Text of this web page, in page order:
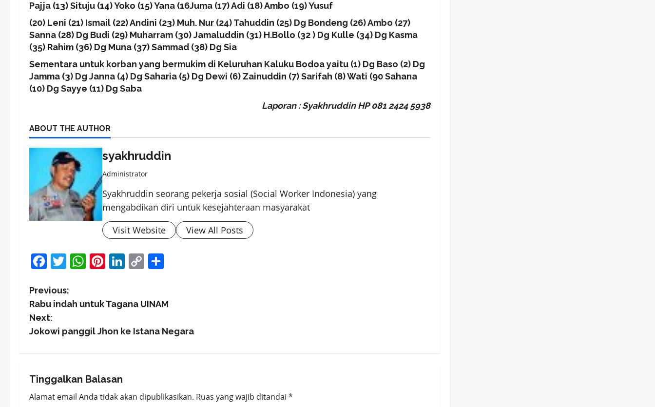
Pajja (13) Situju (14) Yoko (15) Yana (16Juma (17) Adi (18) Ambo (19) Yusuf
(20) Leni (21) Ismail (22) Andini (23) Muh. Nur (24) Tahuddin (25) Dg Bondeng (26) Ambo (27)
Sanna (28) Dg Budi (29) Muharram (30) Jamaluddin (31) H.Bollo (32 ) Dg Kulle (34) Dg Kasma
(35) Rahim (36) Dg Muna (37) Sammad (38) Dg Sia
Sementara untuk korban yang bermukim di Keluruhan Kaluku Bodoa yaitu (1) Dg Baso (2) Dg
Jamma (3) Dg Janna (4) Dg Saharia (5) Dg Dewi (6) Zainuddin (7) Sarifah (8) Wati (90 Sahana
(10) Dg Sayye (11) Dg Saba
Laporan : Syakhruddin HP 081 2424 5938
ABOUT THE AUTHOR
syakhruddin
Administrator
Syakhruddin seorang pekerja sosial (Social Worker Indonesia) yang
mengabdikan diri untuk kesejahteraan masyarakat
Visit Website
View All Posts
Facebook
Twitter
WhatsApp
Pinterest
LinkedIn
Copy
P
o
s
n
a
Previous:
Rabu indah untuk Tagana UINAM
Next:
Jokowi panggil Jhon ke Istana Negara
Tinggalkan Balasan
Alamat email Anda tidak akan dipublikasikan. Ruas yang wajib ditandai *